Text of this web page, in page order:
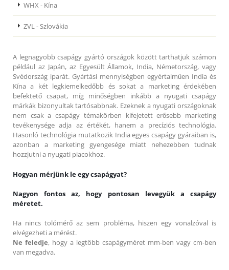
WHX - Kína
ZVL - Szlovákia
A legnagyobb csapágy gyártó országok között tarthatjuk számon
például az Japán, az Egyesült Államok, India, Németország, vagy
Svédország iparát. Gyártási mennyiségben egyértalműen India és
Kína a két legkiemelkedőbb és sokat a marketing érdekében
befektető csapat, míg minőségben inkább a nyugati csapágy
márkák bizonyultak tartósabbnak. Ezeknek a nyugati országoknak
nem csak a csapágy témakörben kifejetett erősebb marketing
tevékenysége adja az értékét, hanem a precíziós technológia.
Hasonló technológia mutatkozik India egyes csapágy gyáraiban is,
azonban a marketing gyengesége miatt nehezebben tudnak
hozzjutni a nyugati piacokhoz.
Hogyan mérjünk le egy csapágyat?
Nagyon fontos az, hogy pontosan levegyük a csapágy
méretet.
Ha nincs tolómérő az sem probléma, hiszen egy vonalzóval is
elvégezheti a mérést.
Ne feledje, hogy a legtöbb csapágyméret mm-ben vagy cm-ben
van megadva.